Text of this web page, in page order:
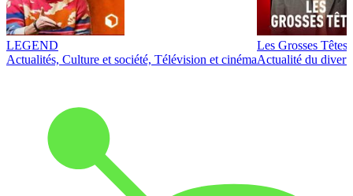
LEGEND
Actualités, Culture et société, Télévision et cinéma
Les Grosses Têtes
Actualité du